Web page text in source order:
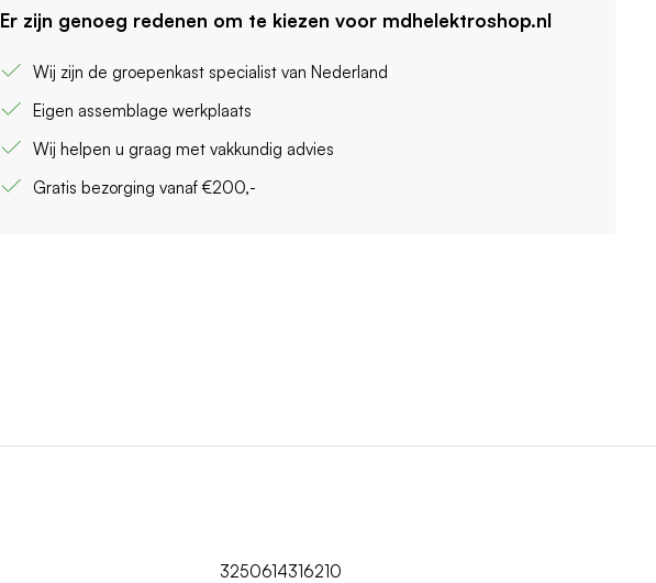
Er zijn genoeg redenen om te kiezen voor mdhelektroshop.nl
Wij zijn de groepenkast specialist van Nederland
Eigen assemblage werkplaats
Wij helpen u graag met vakkundig advies
Gratis bezorging vanaf €200,-
3250614316210